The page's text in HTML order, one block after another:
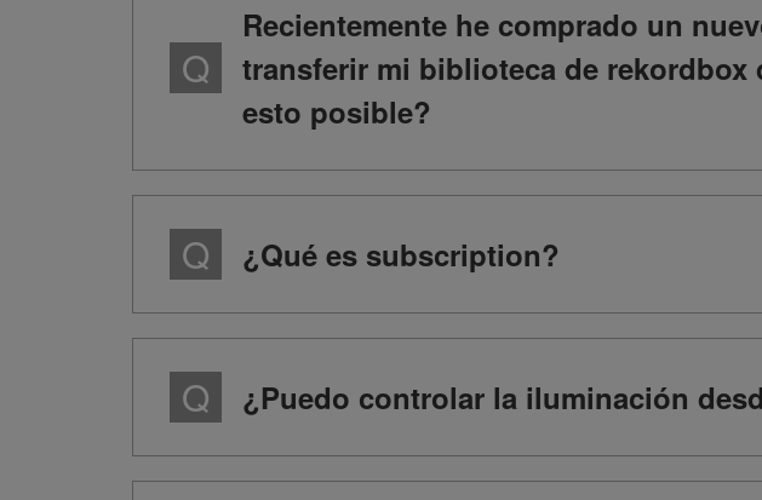
Recientemente he comprado un
transferir mi biblioteca de
esto posible?
¿Qué es subscription?
¿Puedo controlar la iluminación